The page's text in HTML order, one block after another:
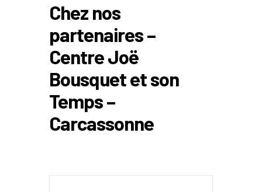
Chez nos
partenaires –
Centre Joë
Bousquet et son
Temps –
Carcassonne